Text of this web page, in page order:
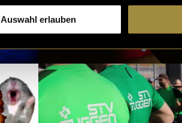
Auswahl erlauben